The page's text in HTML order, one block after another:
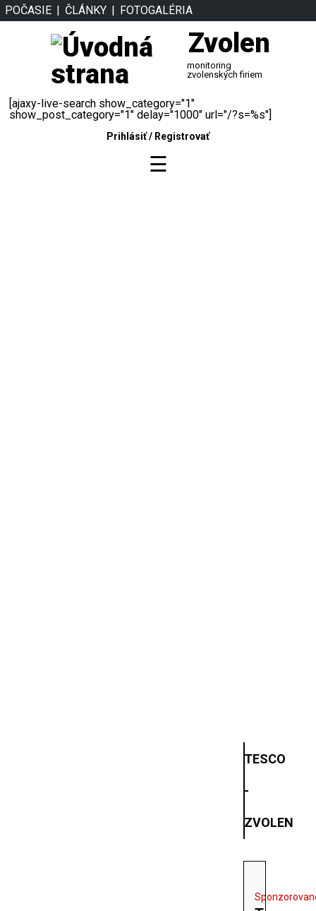
POČASIE ČLÁNKY FOTOGALÉRIA
Zvolen
monitoring
zvolenských firiem
[ajaxy-live-search show_category="1"
show_post_category="1" delay="1000" url="/?s=%s"]
Prihlásiť/ Registrovať
☰
TESCO
-
ZVOLEN